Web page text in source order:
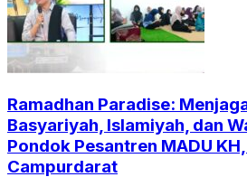
Ramadhan Paradise:
Basyariyah, Islamiyah, dan
Pondok Pesantren MADU
Campurdarat